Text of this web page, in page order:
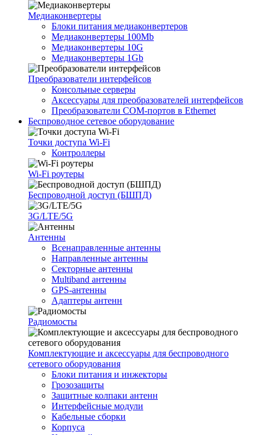
Медиаконвертеры
Блоки питания медиаконвертеров
Медиаконвертеры 100Mb
Медиаконвертеры 10G
Медиаконвертеры 1Gb
Преобразователи интерфейсов
Консольные серверы
Аксессуары для преобразователей интерфейсов
Преобразователи COM-портов в Ethernet
Беспроводное сетевое оборудование
Точки доступа Wi-Fi
Контроллеры
Wi-Fi роутеры
Беспроводной доступ (БШПД)
3G/LTE/5G
Антенны
Всенаправленные антенны
Направленные антенны
Секторные антенны
Multiband антенны
GPS-антенны
Адаптеры антенн
Радиомосты
Комплектующие и аксессуары для беспроводного
сетевого оборудования
Блоки питания и инжекторы
Грозозащиты
Защитные колпаки антенн
Интерфейсные модули
Кабельные сборки
Корпуса